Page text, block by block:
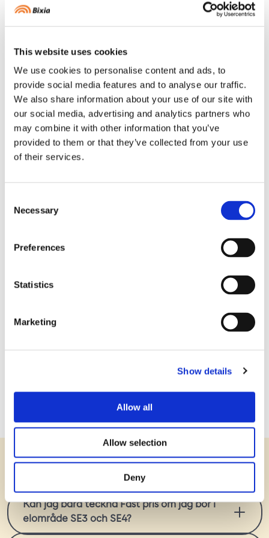
This website uses cookies
We use cookies to personalise content and ads, to
provide social media features and to analyse our traffic.
We also share information about your use of our site with
our social media, advertising and analytics partners who
may combine it with other information that you’ve
provided to them or that they’ve collected from your use
of their services.
Selection
Necessary
Preferences
Statistics
Marketing
Show details
Allow all
Allow selection
Deny
1. Kontrollera att du bor i område SE3 eller
BixiaFast prisgår bara att teckna om boendet tillhör
dessaelområden.
2. Fyll i dina uppgifter
Klicka på Teckna elavtal, följ varje steg och ange dina
uppgifter som behövs för att komma vidare.
3. Bekräfta och signera
Godkänn villkoren och signera.
Bixia.
konsument
Bixias särskilda avtalsvillkor för försäljning av el
Kan jag bara teckna Fast pris om jag bor i
elområde SE3 och SE4?